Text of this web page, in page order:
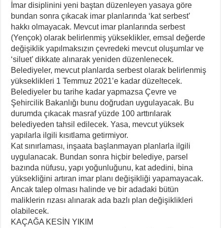
İmar disiplinini yeni baştan düzenleyen yasaya göre
bundan sonra çıkacak imar planlarında ‘kat serbest’
hakkı olmayacak. Mevcut imar planlarında serbest
(Yençok) olarak belirlenmiş yükseklikler, emsal değerde
değişiklik yapılmaksızın çevredeki mevcut oluşumlar ve
‘siluet’ dikkate alınarak yeniden düzenlenecek.
Belediyeler, mevcut planlarda serbest olarak belirlenmiş
yükseklikleri 1 Temmuz 2021’e kadar düzeltecek.
Belediyeler bu tarihe kadar yapmazsa Çevre ve
Şehircilik Bakanlığı bunu doğrudan uygulayacak. Bu
durumda çıkacak masraf yüzde 100 arttırılarak
belediyeden tahsil edilecek. Yasa, mevcut yüksek
yapılarla ilgili kısıtlama getirmiyor.
Kat sınırlaması, inşaata başlanmayan planlarla ilgili
uygulanacak. Bundan sonra hiçbir belediye, parsel
bazında nüfusu, yapı yoğunluğunu, kat adedini, bina
yüksekliğini artıran imar planı değişikliği yapamayacak.
Ancak talep olması halinde ve bir adadaki bütün
maliklerin rızası alınarak ada bazlı plan değişiklikleri
olabilecek.
KAÇAĞA KESİN YIKIM